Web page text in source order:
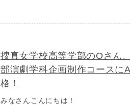
捜真女学校高等学部のOさん
部演劇学科企画制作コースに
格！
みなさんこんにちは！